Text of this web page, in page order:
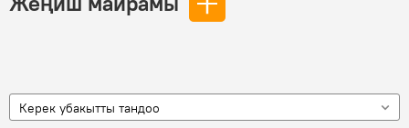
Керек убакытты тандоо